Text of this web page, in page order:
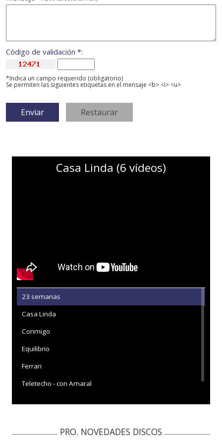
Código de validación *:
*Indica un campo requerido (obligatorio)
Se permiten las siguientes etiquetas en el mensaje <b> <i> <u>
Casa Linda (6 vídeos)
23 semanas
Casa Linda
Conmigo
Equilibrio
Ferrari
Teletecho - con Amaral
PRO. NOVEDADES DISCOS